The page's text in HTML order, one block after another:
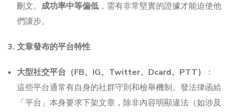
刪文。 成功率中等偏低 ，需有非常堅實的證據才能迫使他
們讓步。
3. 文章發布的平台特性
大型社交平台（FB、IG、Twitter、Dcard、PTT）
：
這些平台通常有自身的社群守則和檢舉機制。發法律函給
「平台」本身要求下架文章，除非內容明顯違法（如涉及